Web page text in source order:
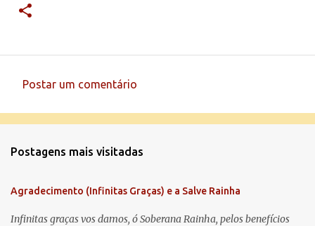
e
t
á
Postar um comentário
Postagens mais visitadas
Agradecimento (Infinitas Graças) e a Salve Rainha
Infinitas graças vos damos, ó Soberana Rainha, pelos benefícios